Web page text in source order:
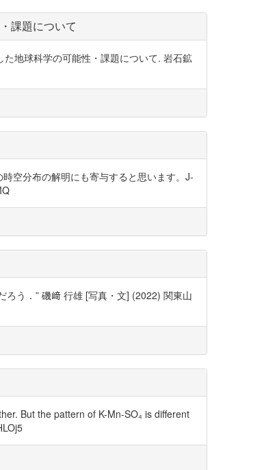
課題について
地球科学の可能性・課題について. 岩石鉱
空分布の解明にも寄与すると思います。J-
う．” 磯﨑 行雄 [写真・文] (2022) 関東山
But the pattern of K-Mn-SO₄ is different